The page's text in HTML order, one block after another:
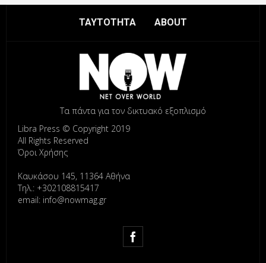
ΤΑΥΤΟΤΗΤΑ ABOUT
Τα πάντα για τον δικτυακό εξοπλισμό
Libra Press © Copyright 2019
All Rights Reserved
Όροι Χρήσης
Καυκάσου 145, 11364 Αθήνα
Τηλ.: +302108815417
email: info@nowmag.gr